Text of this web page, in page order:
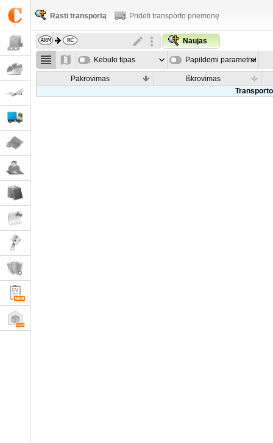
Rasti transportą Pridėti transporto priemonę
Naujas
Kėbulo tipas Papildomi parametrai
Pakrovimas
Iškrovimas